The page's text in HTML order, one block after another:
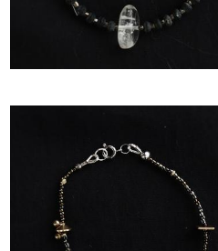
Браслет ручной работы "Hibana"